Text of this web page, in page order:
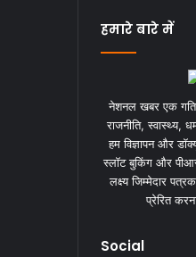
हमारे बारे में
नेशनल खबर एक
राजनीति, स्वास्थ्य,
हम विज्ञापन और
स्लॉट बुकिंग और
लक्ष्य जिम्मेदार
प्रेरित
Social